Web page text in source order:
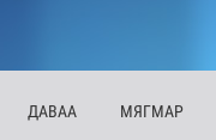
ДАВАА МЯГМАР